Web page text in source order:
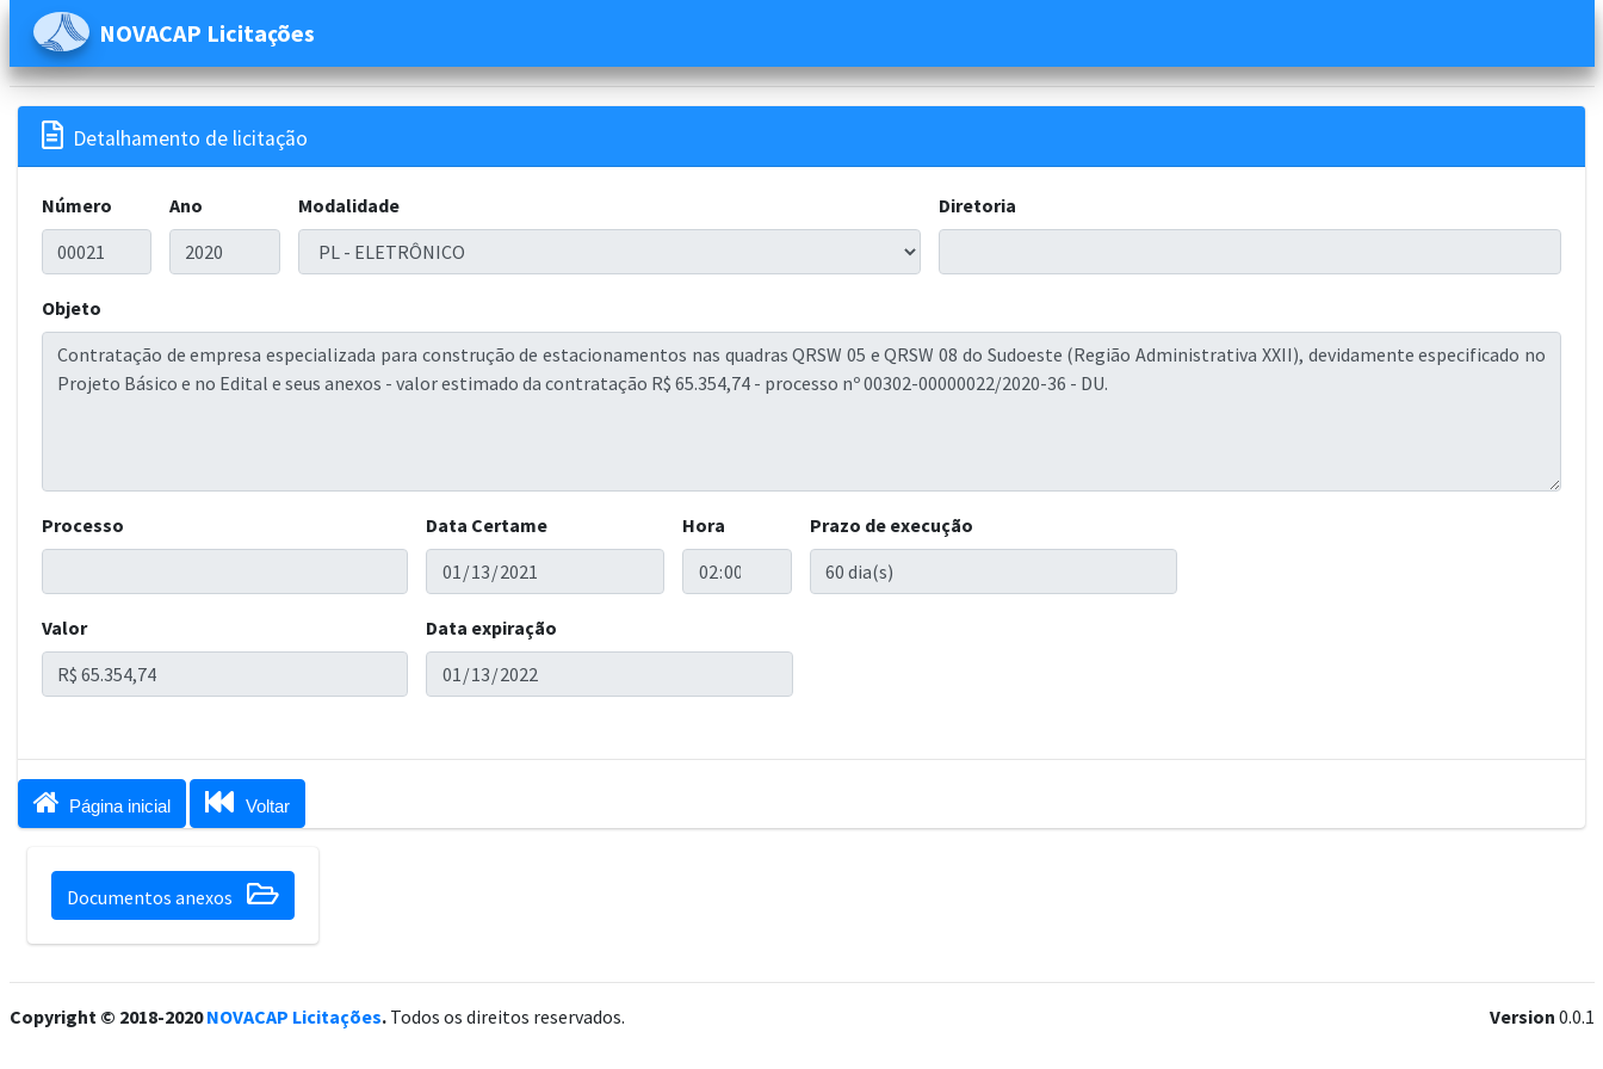
NOVACAP Licitações
 Detalhamento de licitação
Número Ano Modalidade Diretoria
Objeto
Processo Data Certame Hora Prazo de execução
Valor Data expiração
 Página inicial  Voltar
Documentos anexos 
Copyright © 2018-2020NOVACAP Licitações.Todos os direitos reservados. Version 0.0.1